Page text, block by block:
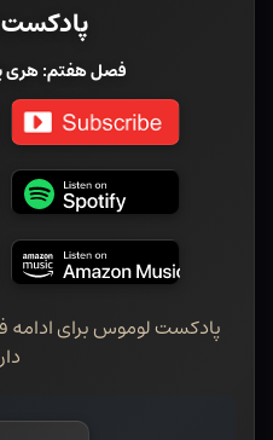
فصل هفتم: هری
پادکست لوموس برای ادامه